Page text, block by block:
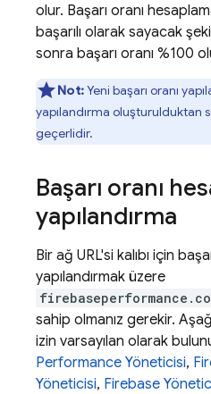
olur. Başarı oranı
başarılı olarak sayacak
sonra başarı oranı %100
Not:Yeni başarı oranı
yapılandırma oluşturulduktan
geçerlidir.
Başarı oranı
yapılandırma
Bir ağ URL'si kalıbı için
yapılandırmak üzere
sahip olmanız gerekir.
izin varsayılan olarak
Performance Yöneticisi,
Yöneticisi, Firebase